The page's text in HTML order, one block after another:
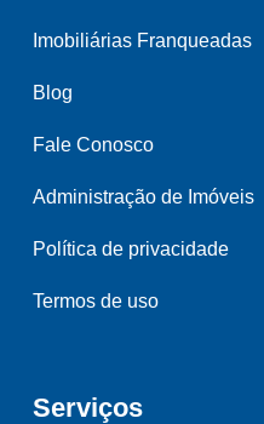
Imobiliárias Franqueadas
Blog
Fale Conosco
Administração de Imóveis
Política de privacidade
Termos de uso
Serviços